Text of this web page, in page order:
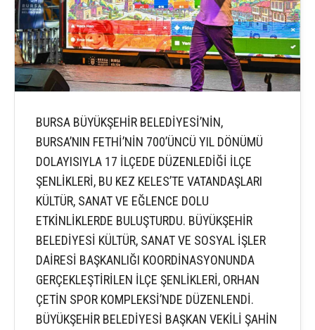
BURSA BÜYÜKŞEHİR BELEDİYESİ’NİN,
BURSA’NIN FETHİ’NİN 700’ÜNCÜ YIL DÖNÜMÜ
DOLAYISIYLA 17 İLÇEDE DÜZENLEDİĞİ İLÇE
ŞENLİKLERİ, BU KEZ KELES’TE VATANDAŞLARI
KÜLTÜR, SANAT VE EĞLENCE DOLU
ETKİNLİKLERDE BULUŞTURDU. BÜYÜKŞEHİR
BELEDİYESİ KÜLTÜR, SANAT VE SOSYAL İŞLER
DAİRESİ BAŞKANLIĞI KOORDİNASYONUNDA
GERÇEKLEŞTİRİLEN İLÇE ŞENLİKLERİ, ORHAN
ÇETİN SPOR KOMPLEKSİ’NDE DÜZENLENDİ.
BÜYÜKŞEHİR BELEDİYESİ BAŞKAN VEKİLİ ŞAHİN